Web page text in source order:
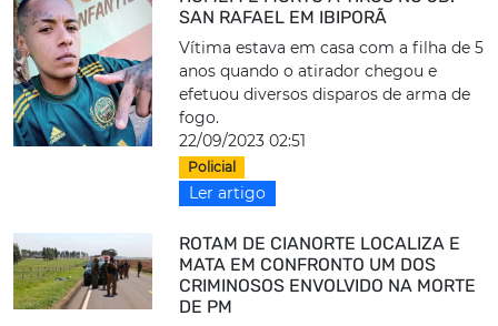
SAN RAFAEL EM IBIPORÃ
Vítima estava em casa com a filha de 5
anos quando o atirador chegou e
efetuou diversos disparos de arma de
fogo.
22/09/2023 02:51
Policial
Ler artigo
ROTAM DE CIANORTE LOCALIZA E
MATA EM CONFRONTO UM DOS
CRIMINOSOS ENVOLVIDO NA MORTE
DE PM